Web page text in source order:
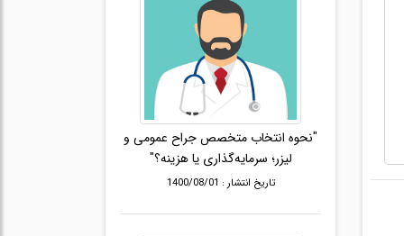
"نحوه انتخاب متخصص جراح عمومی و
لیزر؛ سرمایه‌گذاری یا هزینه؟"
تاریخ انتشار : 1400/08/01